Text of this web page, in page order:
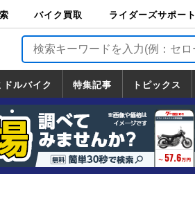
バイク買取
バイク買取
ライダーズサポート
ライダーズサポート
TOP
バイク輸送
バイクガレージライ
フ
バイク車両保険
ロードサービス
バイク試乗
ドルバイク
ドルバイク
キ
特集記事 トピックス
トピックス
一覧
ホンダ
ヤマハ
スズキ
カワサキ
ハーレーダ
ビッドソン
BMW
ドゥカティ
トライアン
フ
局